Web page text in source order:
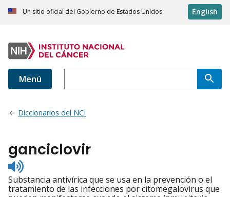
Un sitio oficial del Gobierno de Estados Unidos English
Menú
Diccionarios del NCI
ganciclovir
Listen
to
pronunciation
Substancia antivírica que se usa en la prevención o el
tratamiento de las infecciones por citomegalovirus que